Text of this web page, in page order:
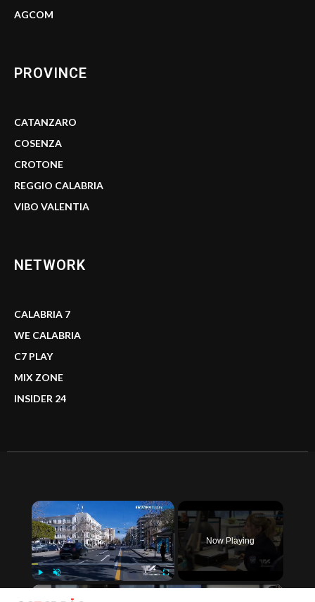
AGCOM
PROVINCE
CATANZARO
COSENZA
CROTONE
REGGIO CALABRIA
VIBO VALENTIA
NETWORK
CALABRIA 7
WE CALABRIA
C7 PLAY
MIX ZONE
INSIDER 24
×
Play Unmute Fullscreen
Now Playing
×